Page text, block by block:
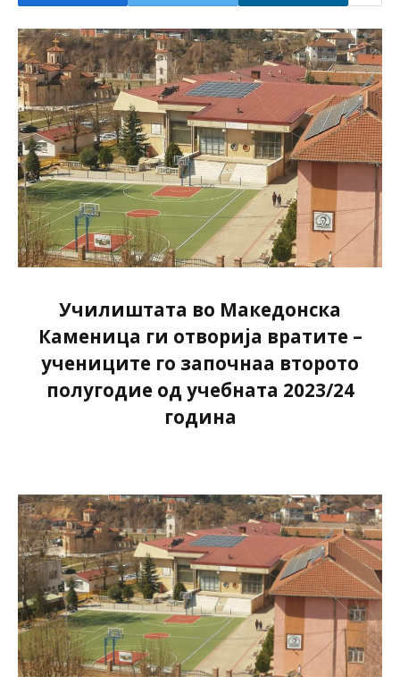
Училиштата во Македонска
Каменица ги отворија вратите –
учениците го започнаа второто
полугодие од учебната 2023/24
година